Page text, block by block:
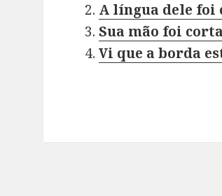
A língua dele foi
Sua mão foi
Vi que a borda